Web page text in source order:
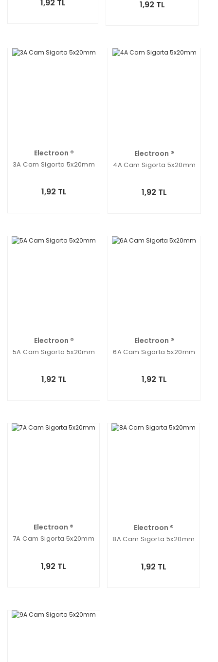
1,92 TL 1,92 TL
Electroon ®
3A Cam Sigorta 5x20mm
1,92 TL
Electroon ®
4A Cam Sigorta 5x20mm
1,92 TL
Electroon ®
5A Cam Sigorta 5x20mm
1,92 TL
Electroon ®
6A Cam Sigorta 5x20mm
1,92 TL
Electroon ®
7A Cam Sigorta 5x20mm
1,92 TL
Electroon ®
8A Cam Sigorta 5x20mm
1,92 TL